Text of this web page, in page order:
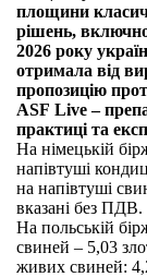
площини
рішень,
2026 року
отримала від
пропозицію
ASF Live –
практиці та
На німецькій
напівтуші
на напівтуші
вказані без ПДВ.
На польській
свиней – 5,03
живих свиней: